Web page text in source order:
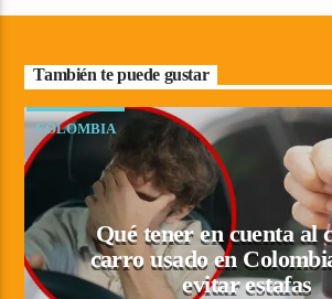
También te puede gustar
COLOMBIA
Qué tener en cuenta al
carro usado en
evitar estafas